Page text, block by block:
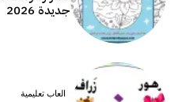
جديدة 2026
العاب تعليمية